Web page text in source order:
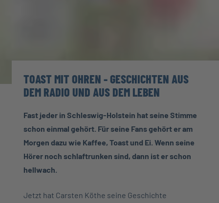
TOAST MIT OHREN - GESCHICHTEN AUS
DEM RADIO UND AUS DEM LEBEN
Fast jeder in Schleswig-Holstein hat seine Stimme
schon einmal gehört. Für seine Fans gehört er am
Morgen dazu wie Kaffee, Toast und Ei. Wenn seine
Hörer noch schlaftrunken sind, dann ist er schon
hellwach.
Jetzt hat Carsten Köthe seine Geschichte